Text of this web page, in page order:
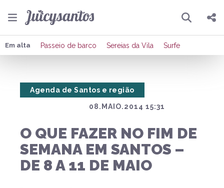
Pesquisar
Compartilhar
Publicar no X
Em alta Passeio de barco Sereias da Vila Surfe
08.MAIO.2014 15:31
Agenda de Santos e região
O QUE FAZER NO FIM DE
SEMANA EM SANTOS –
DE 8 A 11 DE MAIO